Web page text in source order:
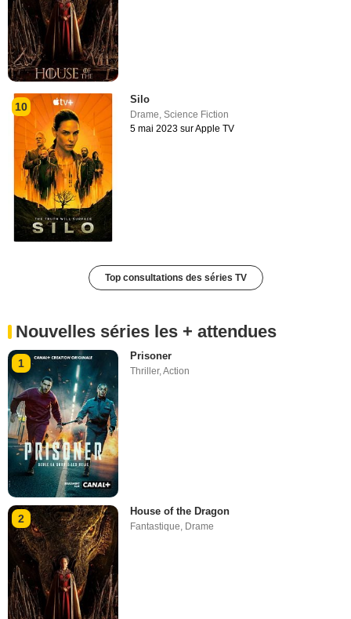
10
Silo
Drame,Science Fiction
5 mai 2023 sur Apple TV
Top consultations des séries TV
Nouvelles séries les + attendues
1
Prisoner
Thriller,Action
2
House of the Dragon
Fantastique, Drame